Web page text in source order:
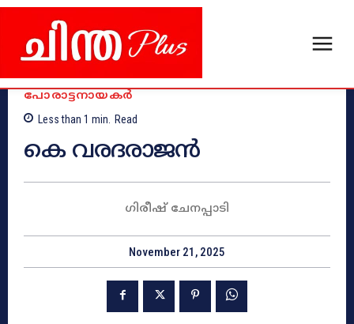
പോരാട്ടനായകർ
Less than 1 min. Read
കെ വരദരാജൻ
ഗിരീഷ്‌ ചേനപ്പാടി
November 21, 2025